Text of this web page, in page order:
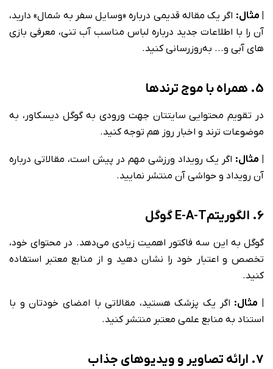
| مثال: اگر یک مقاله قدیمی درباره «وسایل سفر به شمال» دارید،
آن را با اطلاعات جدید درباره لباس مناسب آب تنی، معرفی بازی
های آبی و... به‌روزرسانی کنید.
5. همراه با موج ترندها
در تقویم محتوایی سایتتان جهت ورودی به گوگل دیسکاور، به
موضوعات ترند و اخبار روز هم توجه کنید.
| مثال: اگر یک رویداد ورزشی مهم در پیش است، مقالاتی درباره
آن رویداد و حواشی آن منتشر نمایید.
6. الگوریتمE-A-T گوگل
گوگل به این سه فاکتور اهمیت زیادی می‌دهد. در محتوای خود،
تخصص و اعتبار خود را نشان دهید و از منابع معتبر استفاده
کنید.
| مثال: اگر یک پزشک هستید، مقالاتی با امضای خودتان و با
استناد به منابع علمی معتبر منتشر کنید.
7. ارائه تصاویر و ویدیوهای جذاب